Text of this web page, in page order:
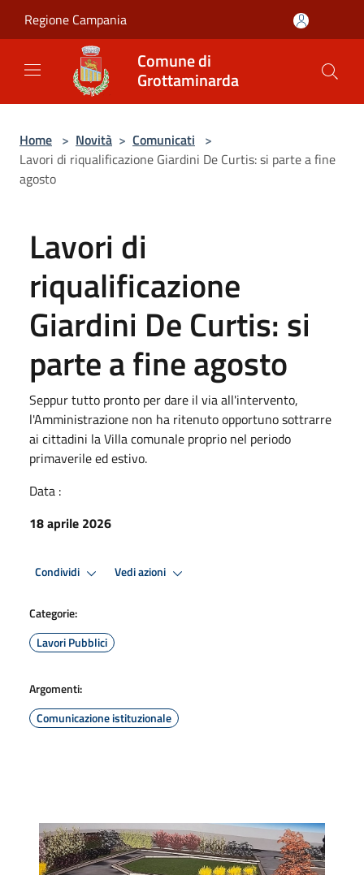
Regione Campania
Comune di
Grottaminarda
Home > Novità > Comunicati >
Lavori di riqualificazione Giardini De Curtis: si parte a fine
agosto
Lavori di
riqualificazione
Giardini De Curtis: si
parte a fine agosto
Seppur tutto pronto per dare il via all'intervento,
l'Amministrazione non ha ritenuto opportuno sottrarre
ai cittadini la Villa comunale proprio nel periodo
primaverile ed estivo.
Data :
18 aprile 2026
Condividi Vedi azioni
Categorie:
Lavori Pubblici
Argomenti:
Comunicazione istituzionale